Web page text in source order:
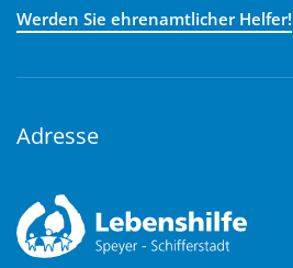
Werden Sie ehrenamtlicher Helfer!
Adresse